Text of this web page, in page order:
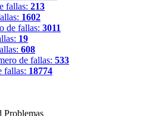
fallas: 213
1602
de fallas: 3011
19
608
de fallas: 533
fallas: 18774
Problemas